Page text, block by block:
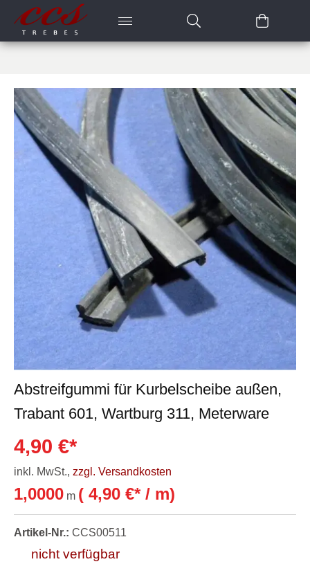
Abstreifgummi für Kurbelscheibe außen,
Trabant 601, Wartburg 311, Meterware
4,90 €*
inkl. MwSt., zzgl. Versandkosten
1,0000 m ( 4,90 €* / m)
Artikel-Nr.: CCS00511
nicht verfügbar